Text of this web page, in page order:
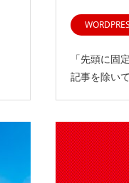
「先頭に固
記事を除い